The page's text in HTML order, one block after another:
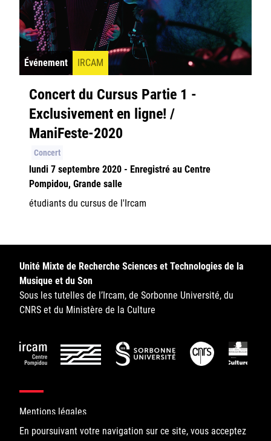
Événement IRCAM
Concert du Cursus Partie 1 -
Exclusivement en ligne! /
ManiFeste-2020
Concert
lundi 7 septembre 2020 - Enregistré au Centre
Pompidou, Grande salle
étudiants du cursus de l'Ircam
En poursuivant votre navigation sur ce site, vous acceptez
Unité Mixte de Recherche Sciences et Technologies de la
Musique et du Son
Sous les tutelles de l’Ircam, de Sorbonne Université, du
CNRS et du Ministère de la Culture
Mentions légales